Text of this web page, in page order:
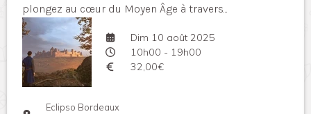
plongez au cœur du Moyen Âge à travers...
Dim 10 août 2025
10h00 - 19h00
32,00€
Eclipso Bordeaux